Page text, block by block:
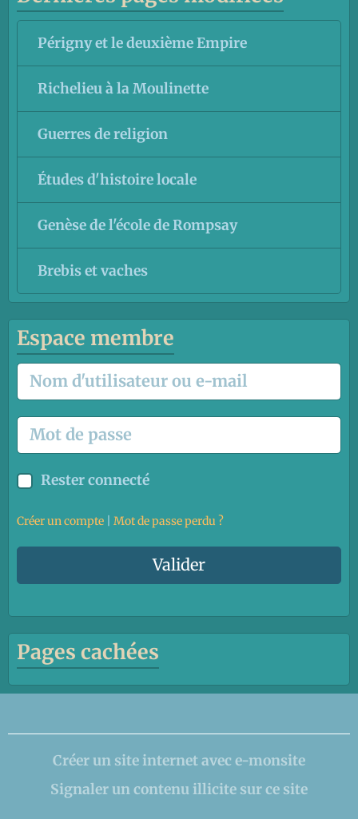
Périgny et le deuxième Empire
Richelieu à la Moulinette
Guerres de religion
Études d'histoire locale
Genèse de l'école de Rompsay
Brebis et vaches
Espace membre
Rester connecté
Créer un compte Mot de passe perdu ?
Valider
Pages cachées
Créer un site internet avec e-monsite
Signaler un contenu illicite sur ce site